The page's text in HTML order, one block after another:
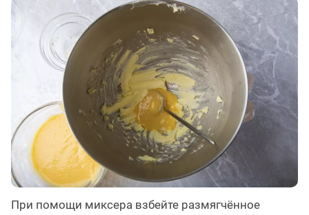
При помощи миксера взбейте размягчённое